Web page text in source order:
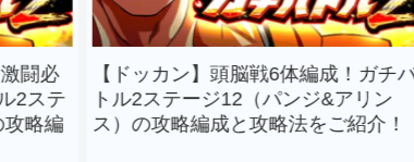
【ドッカン】頭脳戦6体編成！ガチバ
トル2ステージ12（パンジ&アリン
ス）の攻略編成と攻略法をご紹介！
【ド
魔人
成と